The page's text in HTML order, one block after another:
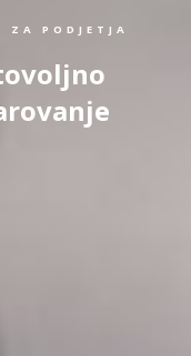
ZA PODJETJA